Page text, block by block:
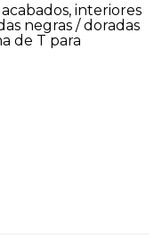
interiores
negras / doradas
de T para